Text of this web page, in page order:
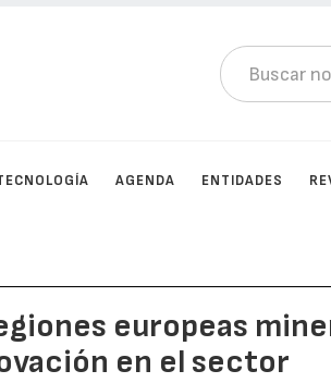
AGENDA ENTIDADES
europeas
en el sector